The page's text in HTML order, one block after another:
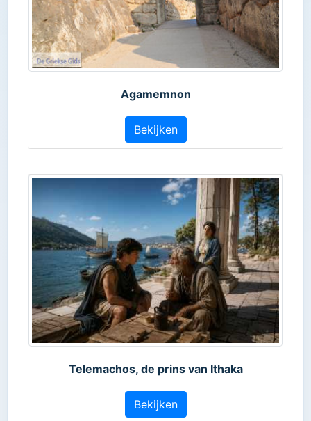
Agamemnon
Bekijken
Telemachos, de prins van Ithaka
Bekijken